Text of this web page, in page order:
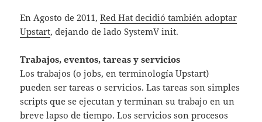
En Agosto de 2011,Red Hat decidió también adoptar
Upstart, dejando de lado SystemV init.
Trabajos, eventos, tareas y servicios
Los trabajos (o jobs, en terminología Upstart)
pueden ser tareas o servicios. Las tareas son simples
scripts que se ejecutan y terminan su trabajo en un
breve lapso de tiempo. Los servicios son procesos